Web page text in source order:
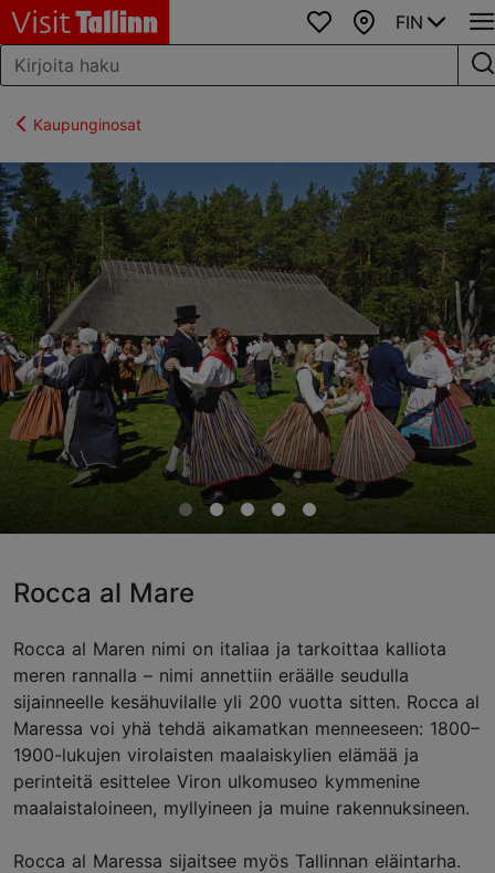
SuosikitKartta
FIN
Kaupunginosat
Rocca al Mare
Rocca al Maren nimi on italiaa ja tarkoittaa kalliota
meren rannalla – nimi annettiin eräälle seudulla
sijainneelle kesähuvilalle yli 200 vuotta sitten. Rocca al
Maressa voi yhä tehdä aikamatkan menneeseen: 1800–
1900-lukujen virolaisten maalaiskylien elämää ja
perinteitä esittelee Viron ulkomuseo kymmenine
maalaistaloineen, myllyineen ja muine rakennuksineen.
Rocca al Maressa sijaitsee myös Tallinnan eläintarha.